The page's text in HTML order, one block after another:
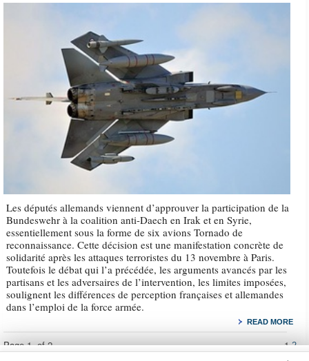
Les députés allemands viennent d’approuver la participation de la
Bundeswehr à la coalition anti-Daech en Irak et en Syrie,
essentiellement sous la forme de six avions Tornado de
reconnaissance. Cette décision est une manifestation concrète de
solidarité après les attaques terroristes du 13 novembre à Paris.
Toutefois le débat qui l’a précédée, les arguments avancés par les
partisans et les adversaires de l’intervention, les limites imposées,
soulignent les différences de perception françaises et allemandes
dans l’emploi de la force armée.
READ MORE
Page 1- of 2 1 2